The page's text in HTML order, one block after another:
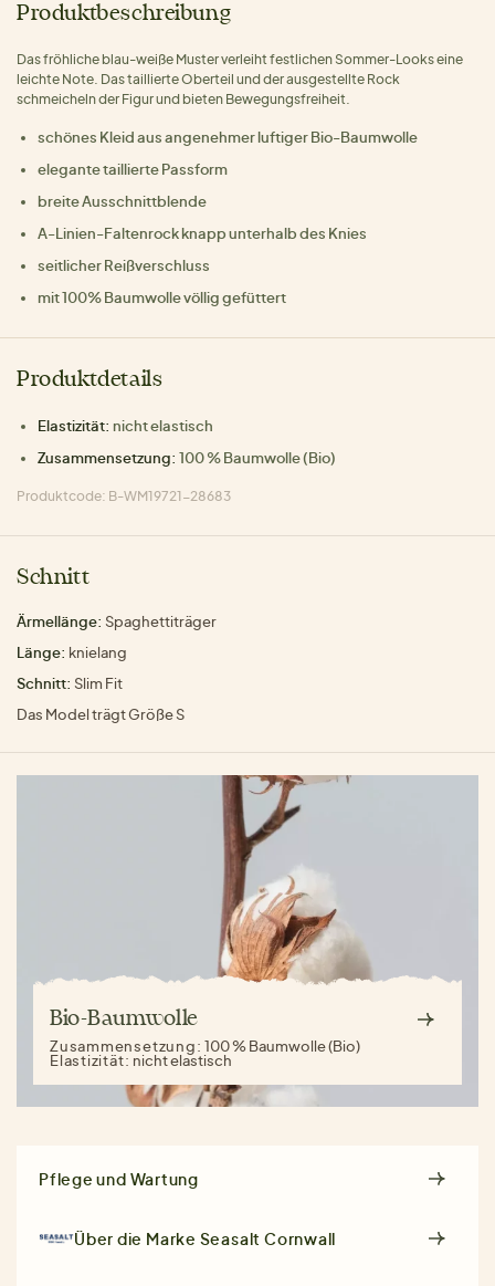
Produktbeschreibung
Das fröhliche blau-weiße Muster verleiht festlichen Sommer-Looks eine
leichte Note. Das taillierte Oberteil und der ausgestellte Rock
schmeicheln der Figur und bieten Bewegungsfreiheit.
schönes Kleid aus angenehmer luftiger Bio-Baumwolle
elegante taillierte Passform
breite Ausschnittblende
A-Linien-Faltenrock knapp unterhalb des Knies
seitlicher Reißverschluss
mit 100% Baumwolle völlig gefüttert
Produktdetails
Elastizität: nicht elastisch
Zusammensetzung: 100 % Baumwolle (Bio)
Produktcode: B-WM19721-28683
Schnitt
Ärmellänge: Spaghettiträger
Länge: knielang
Schnitt: Slim Fit
Das Model trägt Größe S
Bio-Baumwolle
Zusammensetzung:100 % Baumwolle (Bio)
Elastizität: nicht elastisch
Pflege und Wartung
Über die Marke Seasalt Cornwall